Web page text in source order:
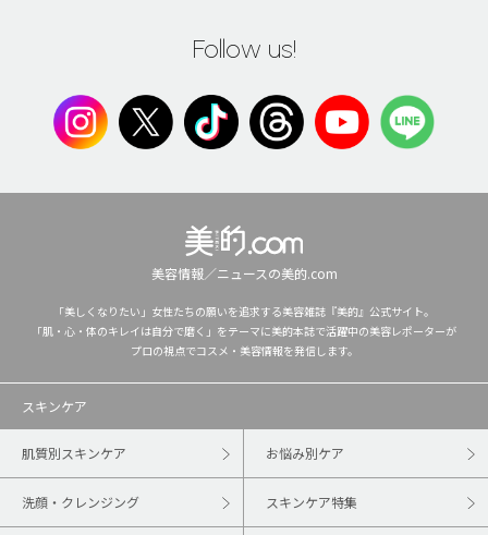
Follow us!
美容情報／ニュースの美的.com
「美しくなりたい」女性たちの願いを追求する美容雑誌『美的』公式サイト。
「肌・心・体のキレイは自分で磨く」をテーマに美的本誌で活躍中の美容レポーターが
プロの視点でコスメ・美容情報を発信します。
スキンケア
肌質別スキンケア お悩み別ケア
洗顔・クレンジング スキンケア特集